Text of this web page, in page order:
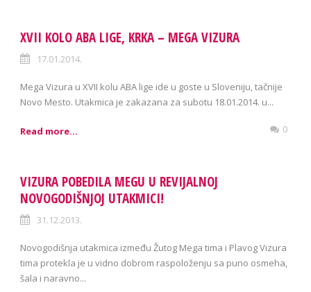
XVII KOLO ABA LIGE, KRKA – MEGA VIZURA
17.01.2014.
Mega Vizura u XVII kolu ABA lige ide u goste u Sloveniju, tačnije
Novo Mesto. Utakmica je zakazana za subotu 18.01.2014. u...
Read more... 0
VIZURA POBEDILA MEGU U REVIJALNOJ
NOVOGODIŠNJOJ UTAKMICI!
31.12.2013.
Novogodišnja utakmica između Žutog Mega tima i Plavog Vizura
tima protekla je u vidno dobrom raspoloženju sa puno osmeha,
šala i naravno...